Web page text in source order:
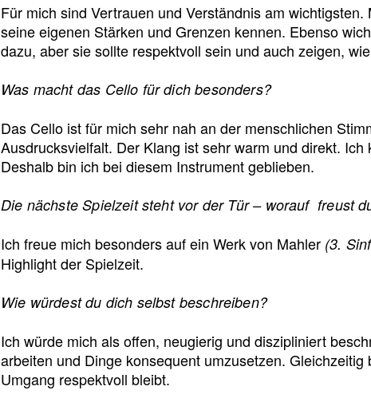
Für mich sind Vertrauen und Verständnis am
seine eigenen Stärken und Grenzen kennen. Ebenso
dazu, aber sie sollte respektvoll sein und auch zeigen,
Was macht das Cello für dich besonders?
Das Cello ist für mich sehr nah an der menschlichen
Ausdrucksvielfalt. Der Klang ist sehr warm und direkt.
Deshalb bin ich bei diesem Instrument geblieben.
Die nächste Spielzeit steht vor der Tür – worauf freust
Ich freue mich besonders auf ein Werk von Mahler (3.
Highlight der Spielzeit.
Wie würdest du dich selbst beschreiben?
Ich würde mich als offen, neugierig und diszipliniert
arbeiten und Dinge konsequent umzusetzen.
Umgang respektvoll bleibt.